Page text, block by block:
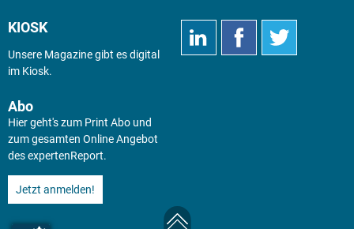
KIOSK
Unsere Magazine gibt es digital
im Kiosk.
Abo
Hier geht's zum Print Abo und
zum gesamten Online Angebot
des expertenReport.
Jetzt anmelden!